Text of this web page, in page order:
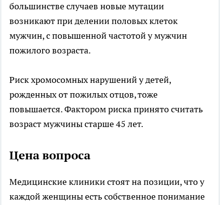
большинстве случаев новые мутации
возникают при делении половых клеток
мужчин, с повышенной частотой у мужчин
пожилого возраста.
Риск хромосомных нарушений у детей,
рожденных от пожилых отцов, тоже
повышается. Фактором риска принято считать
возраст мужчины старше 45 лет.
Цена вопроса
Медицинские клиники стоят на позиции, что у
каждой женщины есть собственное понимание